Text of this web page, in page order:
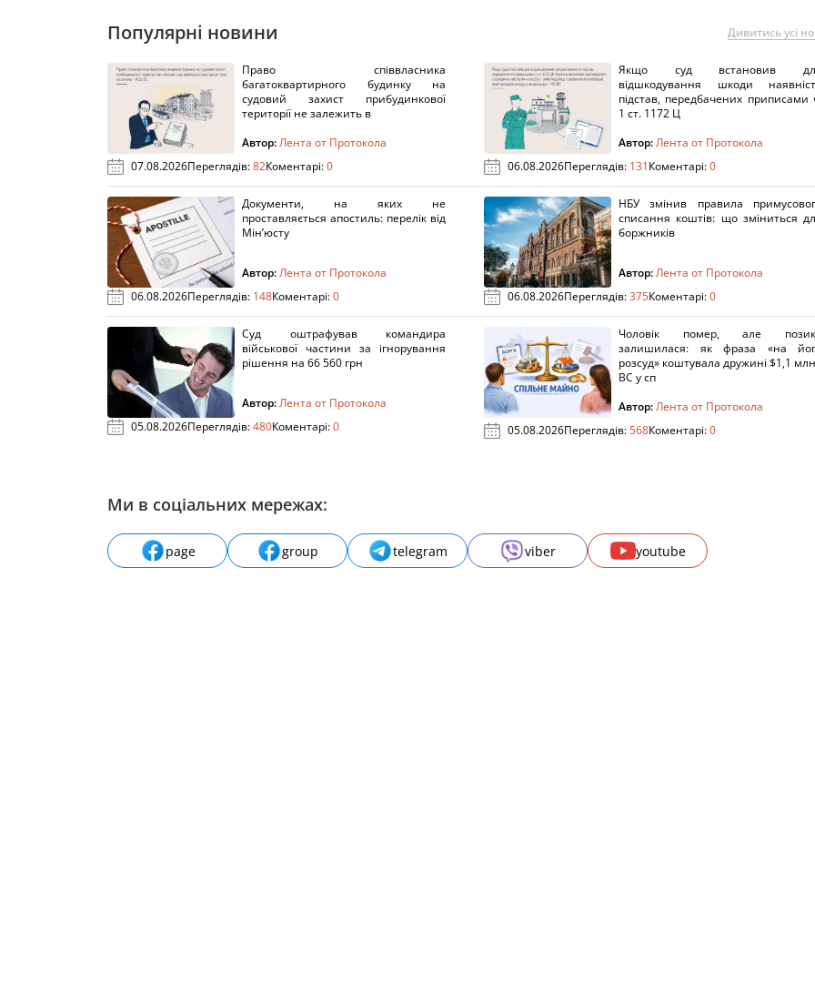
Популярні новини Дивитись усі
Право співвласника
багатоквартирного будинку на
судовий захист прибудинкової
території не залежить в
Автор:Лента от Протокола
07.08.2026Переглядів:82Коментарі:0
Якщо суд встановив
відшкодування шкоди
підстав, передбачених приписами
1 ст. 1172 Ц
Автор:Лента от Протокола
06.08.2026Переглядів: 131Коментарі:0
Документи, на яких не
проставляється апостиль: перелік від
Мін’юсту
Автор:Лента от Протокола
06.08.2026Переглядів: 148Коментарі:0
НБУ змінив правила
списання коштів: що зміниться
боржників
Автор:Лента от Протокола
06.08.2026Переглядів:375Коментарі:0
Суд оштрафував командира
військової частини за ігнорування
рішення на 66 560 грн
Автор:Лента от Протокола
05.08.2026Переглядів:480Коментарі:0
Чоловік помер, але
залишилася: як фраза «на
розсуд» коштувала дружині $1,1
ВС у сп
Автор:Лента от Протокола
05.08.2026Переглядів:568Коментарі:0
Ми в соціальних мережах:
page group telegram viber youtube